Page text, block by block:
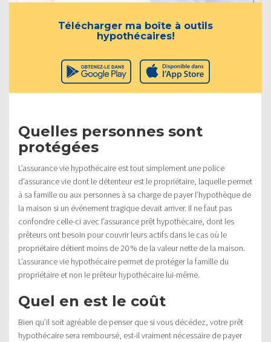
Télécharger ma boîte à outils
hypothécaires!
Quelles personnes sont
protégées
L’assurance vie hypothécaire est tout simplement une police
d’assurance vie dont le détenteur est le propriétaire, laquelle permet
à sa famille ou aux personnes à sa charge de payer l’hypothèque de
la maison si un événement tragique devait arriver. Il ne faut pas
confondre celle-ci avec l’assurance prêt hypothécaire, dont les
prêteurs ont besoin pour couvrir leurs actifs dans le cas où le
propriétaire détient moins de 20 % de la valeur nette de la maison.
L’assurance vie hypothécaire permet de protéger la famille du
propriétaire et non le prêteur hypothécaire lui-même.
Quel en est le coût
Bien qu’il soit agréable de penser que si vous décédez, votre prêt
hypothécaire sera remboursé, est-il vraiment nécessaire de payer